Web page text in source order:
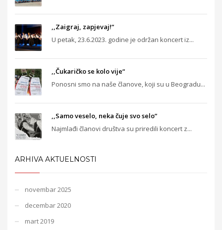
,,Zaigraj, zapjevaj!“
U petak, 23.6.2023. godine je održan koncert iz...
,,Čukaričko se kolo vije“
Ponosni smo na naše članove, koji su u Beogradu...
,,Samo veselo, neka čuje svo selo“
Najmlađi članovi društva su priredili koncert z...
ARHIVA AKTUELNOSTI
novembar 2025
decembar 2020
mart 2019